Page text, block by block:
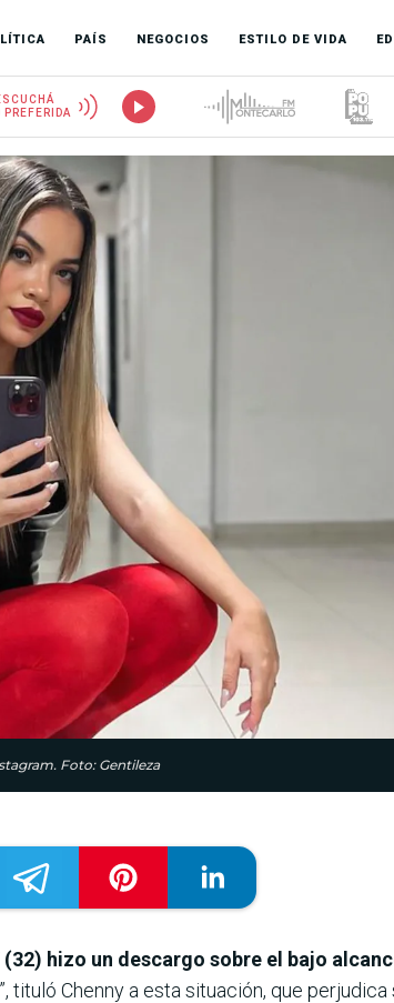
PAÍS NEGOCIOS ESTILO DE VIDA
PREFERIDA
Foto: Gentileza
(32) hizo un descargo sobre el bajo
tituló Chenny a esta situación, que